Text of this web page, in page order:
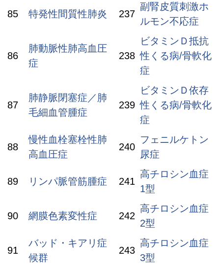
85 特発性間質性肺炎 237
副腎皮質刺激ホ
ルモン不応症
86
肺動脈性肺高血圧
症
238
ビタミンＤ抵抗
性くる病/骨軟化
症
87
肺静脈閉塞症／肺
毛細血管腫症
239
ビタミンＤ依存
性くる病/骨軟化
症
88
慢性血栓塞栓性肺
高血圧症
240
フェニルケトン
尿症
89 リンパ脈管筋腫症 241
高チロシン血症
1型
90 網膜色素変性症 242
高チロシン血症
2型
91
バッド・キアリ症
候群
243
高チロシン血症
3型